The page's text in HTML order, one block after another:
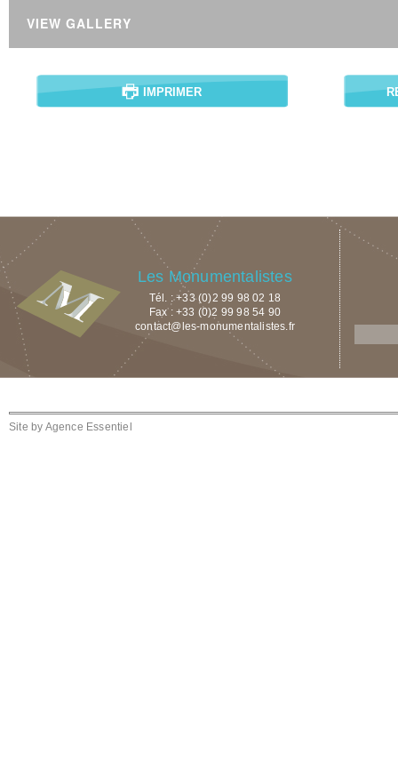
VIEW GALLERY
IMPRIMER
Les Monumentalistes
Tél. : +33 (0)2 99 98 02 18
Fax : +33 (0)2 99 98 54 90
contact@les-monumentalistes.fr
Site by Agence Essentiel